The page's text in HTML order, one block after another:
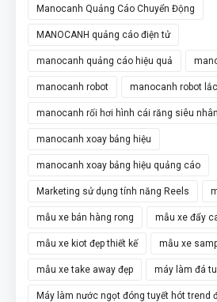
Manocanh Quảng Cáo Chuyển Động
MANOCANH quảng cáo điện tử
manocanh quảng cáo hiệu quả
manocanh robot manocanh robot
manocanh rối hơi hình cái răng siêu nhân
manocanh xoay bảng hiệu
manocanh xoay bảng hiệu quảng cáo
Marketing sử dụng tính năng Reels
mẫu xe bán hàng rong mẫu xe đẩy
mẫu xe kiot đẹp thiết kế mẫu xe
mẫu xe take away đẹp máy làm đá
Máy làm nước ngọt đóng tuyết hót trend